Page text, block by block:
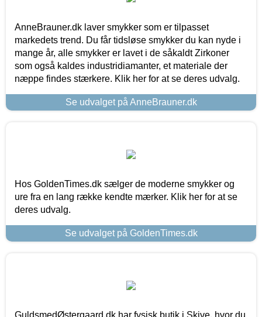
AnneBrauner.dk laver smykker som er tilpasset
markedets trend. Du får tidsløse smykker du kan nyde i
mange år, alle smykker er lavet i de såkaldt Zirkoner
som også kaldes industridiamanter, et materiale der
næppe findes stærkere. Klik her for at se deres udvalg.
Se udvalget på AnneBrauner.dk
Hos GoldenTimes.dk sælger de moderne smykker og
ure fra en lang række kendte mærker. Klik her for at se
deres udvalg.
Se udvalget på GoldenTimes.dk
GuldsmedØstergaard.dk har fysisk butik i Skive, hvor du